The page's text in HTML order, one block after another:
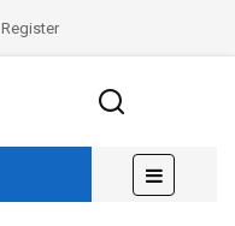
Register
der
☰